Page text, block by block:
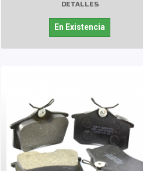
DETALLES
En Existencia